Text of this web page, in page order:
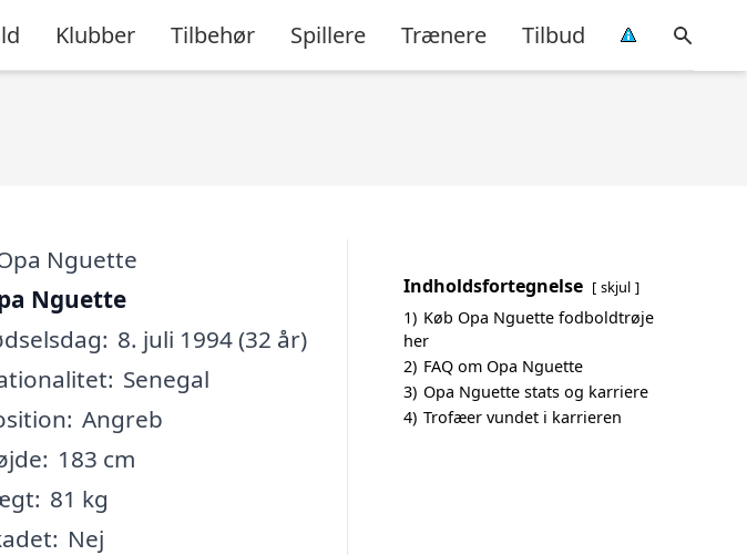
Klubber Tilbehør Spillere Trænere Tilbud
Nguette
8. juli 1994 (32 år)
Senegal
Angreb
183 cm
81 kg
Nej
Indholdsfortegnelse skjul
1) Køb Opa Nguette fodboldtrøje
her
2) FAQ om Opa Nguette
3) Opa Nguette stats og karriere
4) Trofæer vundet i karrieren